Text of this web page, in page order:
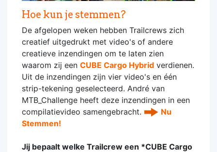
Hoe kun je stemmen?
De afgelopen weken hebben Trailcrews zich
creatief uitgedrukt met video's of andere
creatieve inzendingen om te laten zien
waarom zij een CUBE Cargo Hybrid verdienen.
Uit de inzendingen zijn vier video's en één
strip-tekening geselecteerd. André van
MTB_Challenge heeft deze inzendingen in een
compilatievideo samengebracht.
Nu
Stemmen!
Jij bepaalt welke Trailcrew een *CUBE Cargo